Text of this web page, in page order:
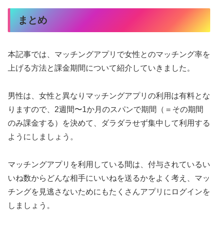
まとめ
本記事では、マッチングアプリで女性とのマッチング率を
上げる方法と課金期間について紹介していきました。
男性は、女性と異なりマッチングアプリの利用は有料とな
りますので、2週間〜1か月のスパンで期間（＝その期間
のみ課金する）を決めて、ダラダラせず集中して利用する
ようにしましょう。
マッチングアプリを利用している間は、付与されているい
いね数からどんな相手にいいねを送るかをよく考え、マッ
チングを見逃さないためにもたくさんアプリにログインを
しましょう。